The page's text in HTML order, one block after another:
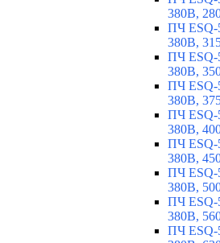
380В,
ПЧ ESQ-
380В,
ПЧ ESQ-
380В,
ПЧ ESQ-
380В,
ПЧ ESQ-
380В,
ПЧ ESQ-
380В,
ПЧ ESQ-
380В,
ПЧ ESQ-
380В,
ПЧ ESQ-